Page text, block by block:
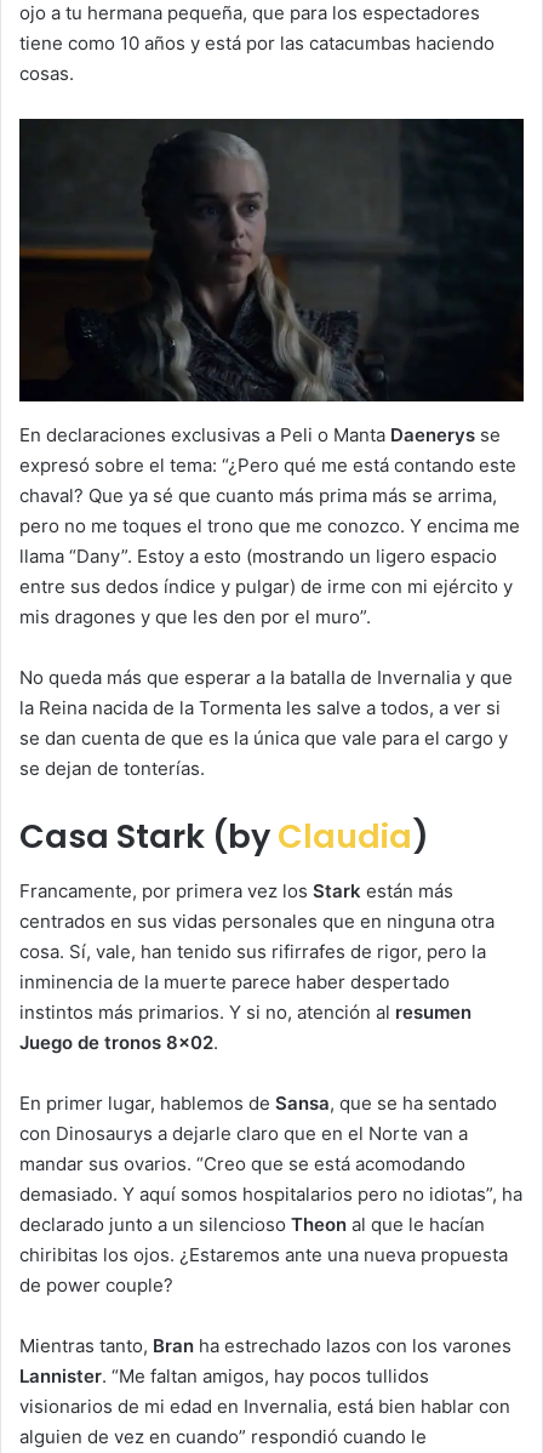
ojo a tu hermana pequeña, que para los espectadores
tiene como 10 años y está por las catacumbas haciendo
cosas.
En declaraciones exclusivas a Peli o Manta Daenerys se
expresó sobre el tema: “¿Pero qué me está contando este
chaval? Que ya sé que cuanto más prima más se arrima,
pero no me toques el trono que me conozco. Y encima me
llama “Dany”. Estoy a esto (mostrando un ligero espacio
entre sus dedos índice y pulgar) de irme con mi ejército y
mis dragones y que les den por el muro”.
No queda más que esperar a la batalla de Invernalia y que
la Reina nacida de la Tormenta les salve a todos, a ver si
se dan cuenta de que es la única que vale para el cargo y
se dejan de tonterías.
Casa Stark (byClaudia)
Francamente, por primera vez los Stark están más
centrados en sus vidas personales que en ninguna otra
cosa. Sí, vale, han tenido sus rifirrafes de rigor, pero la
inminencia de la muerte parece haber despertado
instintos más primarios. Y si no, atención al resumen
Juego de tronos 8×02.
En primer lugar, hablemos de Sansa, que se ha sentado
con Dinosaurys a dejarle claro que en el Norte van a
mandar sus ovarios. “Creo que se está acomodando
demasiado. Y aquí somos hospitalarios pero no idiotas”, ha
declarado junto a un silencioso Theon al que le hacían
chiribitas los ojos. ¿Estaremos ante una nueva propuesta
de power couple?
Mientras tanto, Bran ha estrechado lazos con los varones
Lannister. “Me faltan amigos, hay pocos tullidos
visionarios de mi edad en Invernalia, está bien hablar con
alguien de vez en cuando” respondió cuando le